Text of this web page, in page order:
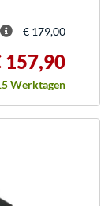
€ 179,00
157,90
Werktagen